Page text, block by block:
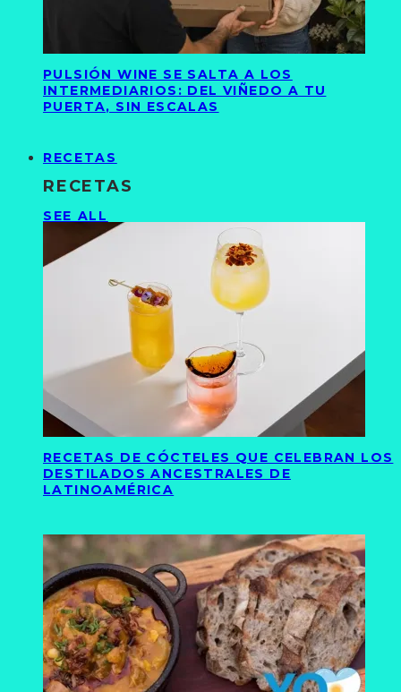
PULSIÓN WINE SE SALTA A LOS
INTERMEDIARIOS: DEL VIÑEDO A TU
PUERTA, SIN ESCALAS
RECETAS
RECETAS
SEE ALL
RECETAS DE CÓCTELES QUE CELEBRAN LOS
DESTILADOS ANCESTRALES DE
LATINOAMÉRICA